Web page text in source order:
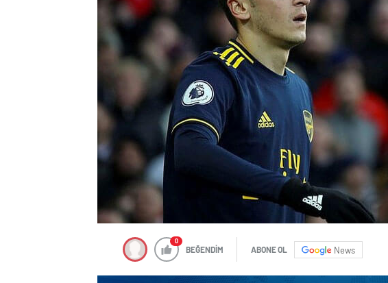
0
BEĞENDİM ABONE OL News